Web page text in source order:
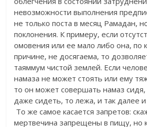
невозможности выполнения
не только поста в месяц Рамадан,
поклонения. К примеру, если
омовения или ее мало либо она, по
причине, не досягаема, то
таяммум чистой землей. Если
намаза не может стоять или ему
то он может совершать намаз
даже сидеть, то лежа, и так далее
То же самое касается запретов:
мертвечина запрещены в пищу, но